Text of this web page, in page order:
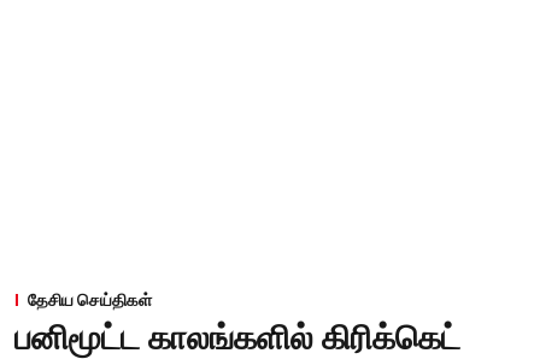
தேசிய செய்திகள்
பனிமூட்ட காலங்களில் கிரிக்கெட்